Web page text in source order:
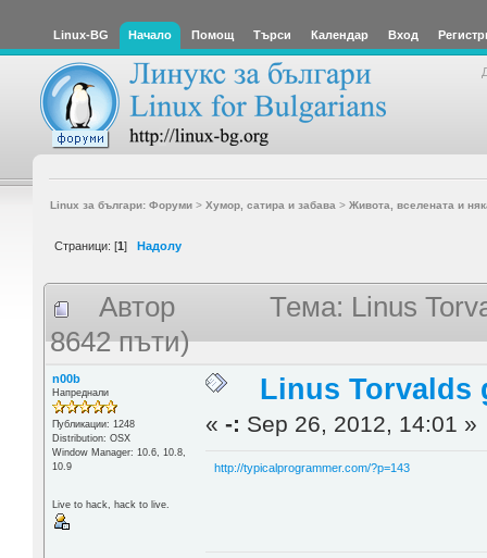
Linux-BG Начало Помощ Търси Календар Вход
Linux за българи: Форуми> Хумор, сатира и забава > Живота, вселената и
Страници: [1] Надолу
Автор
Тема: Linus
8642 пъти)
n00b
Напреднали
Публикации: 1248
Distribution: OSX
Window Manager: 10.6, 10.8,
10.9
Live to hack, hack to live.
Linus Torvalds
«-: Sep 26, 2012, 14:01 »
http://typicalprogrammer.com/?p=143